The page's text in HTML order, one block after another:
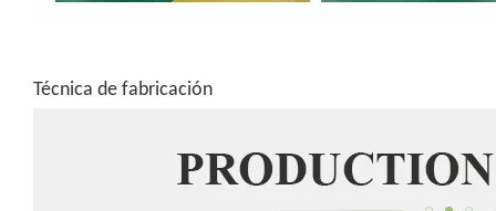
Técnica de fabricación